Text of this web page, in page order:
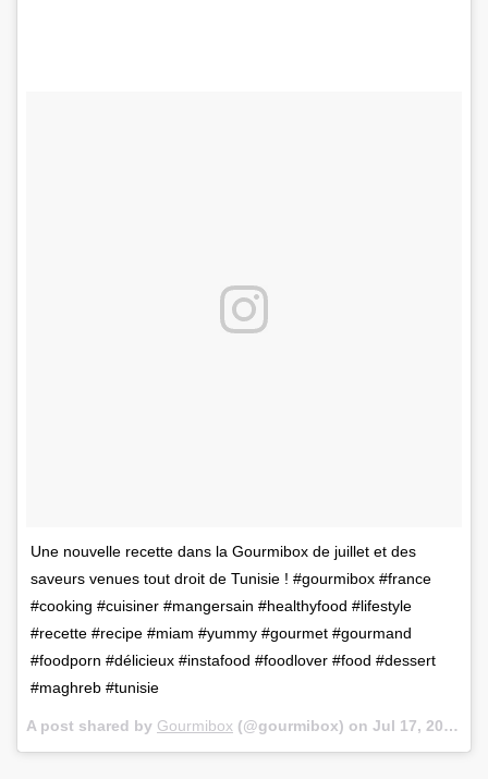
Une nouvelle recette dans la Gourmibox de juillet et des
saveurs venues tout droit de Tunisie ! #gourmibox #france
#cooking #cuisiner #mangersain #healthyfood #lifestyle
#recette #recipe #miam #yummy #gourmet #gourmand
#foodporn #délicieux #instafood #foodlover #food #dessert
#maghreb #tunisie
A post shared by Gourmibox (@gourmibox) on Jul 17, 2017 at 3:27am PDT